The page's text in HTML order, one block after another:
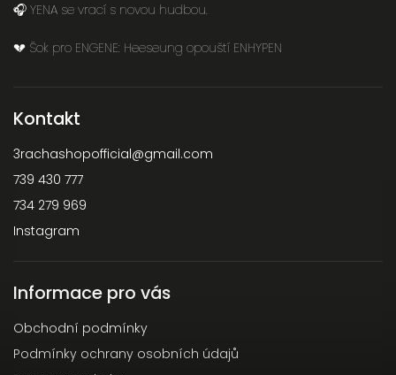
🎧 YENA se vrací s novou hudbou.
💔 Šok pro ENGENE: Heeseung opouští ENHYPEN
Kontakt
3rachashopofficial@gmail.com
739 430 777
734 279 969
Instagram
Informace pro vás
Obchodní podmínky
Podmínky ochrany osobních údajů